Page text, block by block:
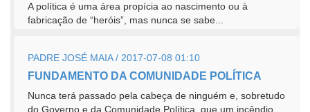
A política é uma área propícia ao nascimento ou à
fabricação de “heróis”, mas nunca se sabe...
PADRE JOSÉ MAIA / 2017-07-08 01:10
FUNDAMENTO DA COMUNIDADE POLÍTICA
Nunca terá passado pela cabeça de ninguém e, sobretudo
do Governo e da Comunidade Política, que um incêndio,